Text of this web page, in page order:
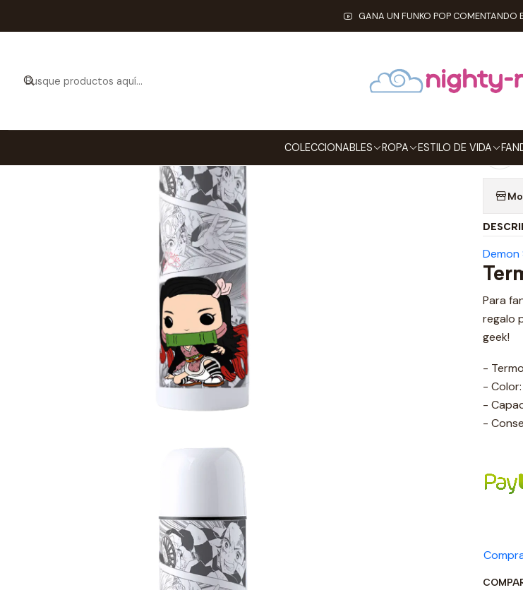
COLECCIONABLES ROPA ESTILO DE VIDA
GANA UN FUNKO POP COMENTANDO
Inicio FANDOMS ANIME Termo Nezuko
Demon
Para
regalo
geek!
-
-
-
-